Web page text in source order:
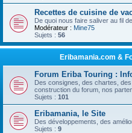
Recettes de cuisine de
De quoi nous faire saliver au fil
Modérateur : Mine75
Sujets : 56
Eribamania.com &
Forum Eriba Touring :
Des consignes, des chartes,
construction du forum, nos
Sujets : 101
Eribamania, le Site
Des développements, des
Sujets : 9